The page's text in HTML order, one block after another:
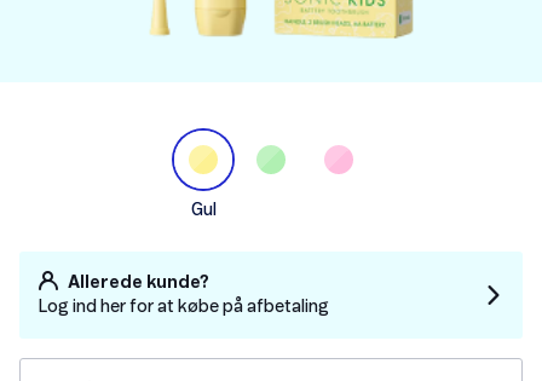
Gul
Allerede kunde?
Log ind her for at købe på afbetaling